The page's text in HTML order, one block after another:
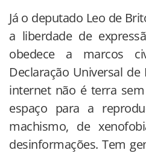
Já o deputado Leo de
a liberdade de
obedece a marcos
Declaração Universal
internet não é terra
espaço para a
machismo, de
desinformações. Tem